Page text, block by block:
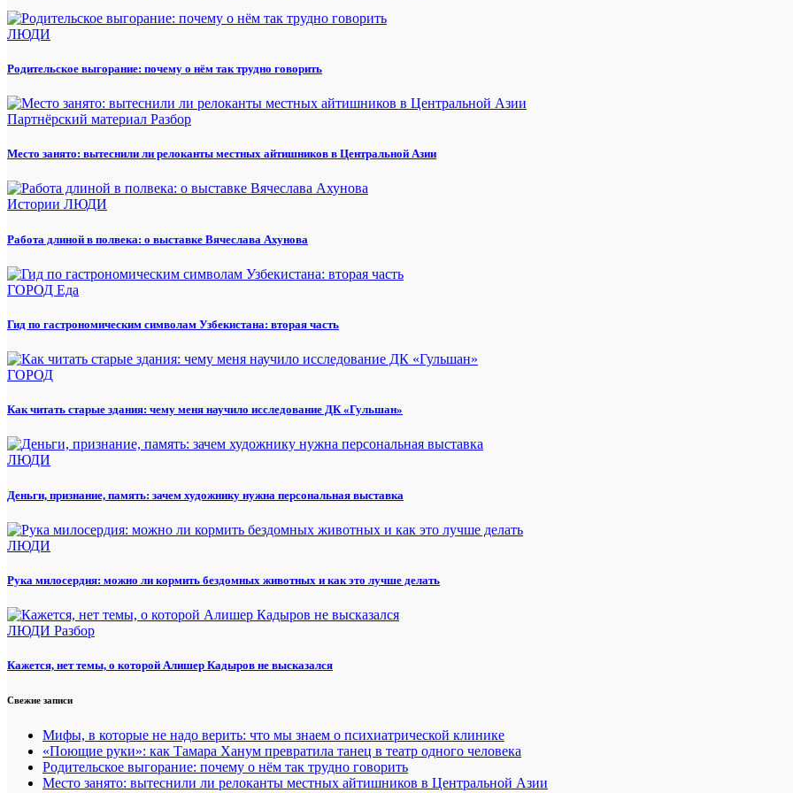
ЛЮДИ
Родительское выгорание: почему о нём так трудно говорить
Партнёрский материал Разбор
Место занято: вытеснили ли релоканты местных айтишников в Центральной Азии
Истории ЛЮДИ
Работа длиной в полвека: о выставке Вячеслава Ахунова
ГОРОД Еда
Гид по гастрономическим символам Узбекистана: вторая часть
ГОРОД
Как читать старые здания: чему меня научило исследование ДК «Гульшан»
ЛЮДИ
Деньги, признание, память: зачем художнику нужна персональная выставка
ЛЮДИ
Рука милосердия: можно ли кормить бездомных животных и как это лучше делать
ЛЮДИ Разбор
Кажется, нет темы, о которой Алишер Кадыров не высказался
Свежие записи
Мифы, в которые не надо верить: что мы знаем о психиатрической клинике
«Поющие руки»: как Тамара Ханум превратила танец в театр одного человека
Родительское выгорание: почему о нём так трудно говорить
Место занято: вытеснили ли релоканты местных айтишников в Центральной Азии